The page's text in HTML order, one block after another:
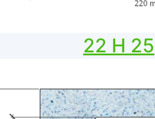
22 H 25